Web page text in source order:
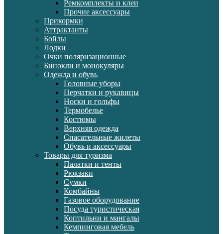
Ремкомплекты и клеи
Прочие аксессуары
Прикормки
Аттрактанты
Бойлы
Лодки
Очки поляризационные
Бинокли и монокуляры
Одежда и обувь
Головные уборы
Перчатки и рукавицы
Носки и гольфы
Термобелье
Костюмы
Верхняя одежда
Спасательные жилеты
Обувь и аксессуары
Товары для туризма
Палатки и тенты
Рюкзаки
Сумки
Комбайны
Газовое оборудование
Посуда туристическая
Коптильни и мангалы
Кемпинговая мебель